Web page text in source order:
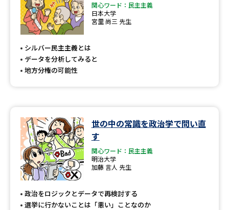
デジタルパンフレット
新学年スタート号特集ページ
（高3生用）
SELFBRAND特集ページ
オープンキャンパス検索 実施プログラムから探す
来場型・Web型イベント特集 夢ナビライブ
受験準備
関心ワード：民主主義
日本大学
宮里 尚三 先生
シルバー民主主義とは
データを分析してみると
地方分権の可能性
世の中の常識を政治学で問い直
す
関心ワード：民主主義
明治大学
加藤 言人 先生
政治をロジックとデータで再検討する
選挙に行かないことは「悪い」ことなのか